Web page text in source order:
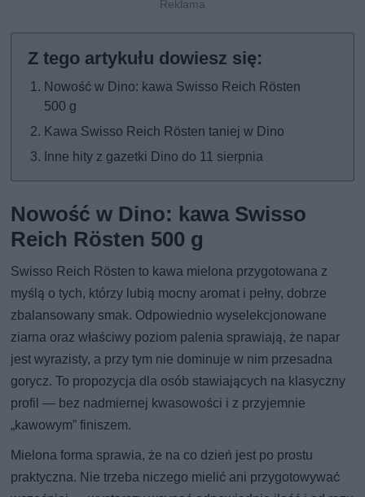
Nowość w Dino: kawa Swisso Reich Rösten
500 g
Kawa Swisso Reich Rösten taniej w Dino
Inne hity z gazetki Dino do 11 sierpnia
Nowość w Dino: kawa Swisso
Reich Rösten 500 g
Swisso Reich Rösten to kawa mielona przygotowana z
myślą o tych, którzy lubią mocny aromat i pełny, dobrze
zbalansowany smak. Odpowiednio wyselekcjonowane
ziarna oraz właściwy poziom palenia sprawiają, że napar
jest wyrazisty, a przy tym nie dominuje w nim przesadna
gorycz. To propozycja dla osób stawiających na klasyczny
profil — bez nadmiernej kwasowości i z przyjemnie
„kawowym” finiszem.
Mielona forma sprawia, że na co dzień jest po prostu
praktyczna. Nie trzeba niczego mielić ani przygotowywać